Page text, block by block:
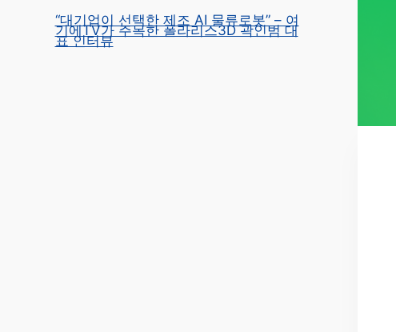
“대기업이 선택한 제조 AI 물류로봇” – 여
기에TV가 주목한 폴라리스3D 곽인범 대
표 인터뷰